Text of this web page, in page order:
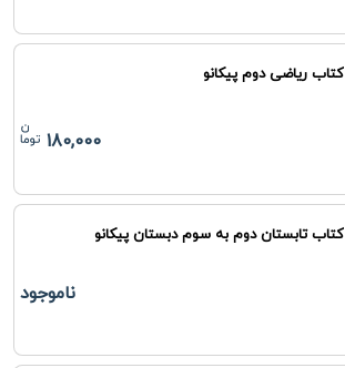
کتاب ریاضی دوم پیکانو
180,000
کتاب تابستان دوم به سوم دبستان پیکانو
ناموجود